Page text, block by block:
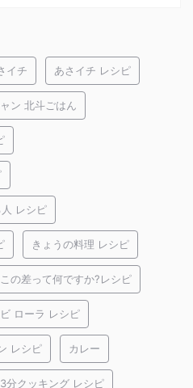
イチ あさイチ レシピ
ン 北斗ごはん
レシピ
きょうの料理 レシピ
この差って何ですか?レシピ
ローラ レシピ
レシピ カレー
分クッキング レシピ